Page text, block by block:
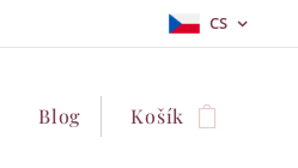
CS
Blog Košík